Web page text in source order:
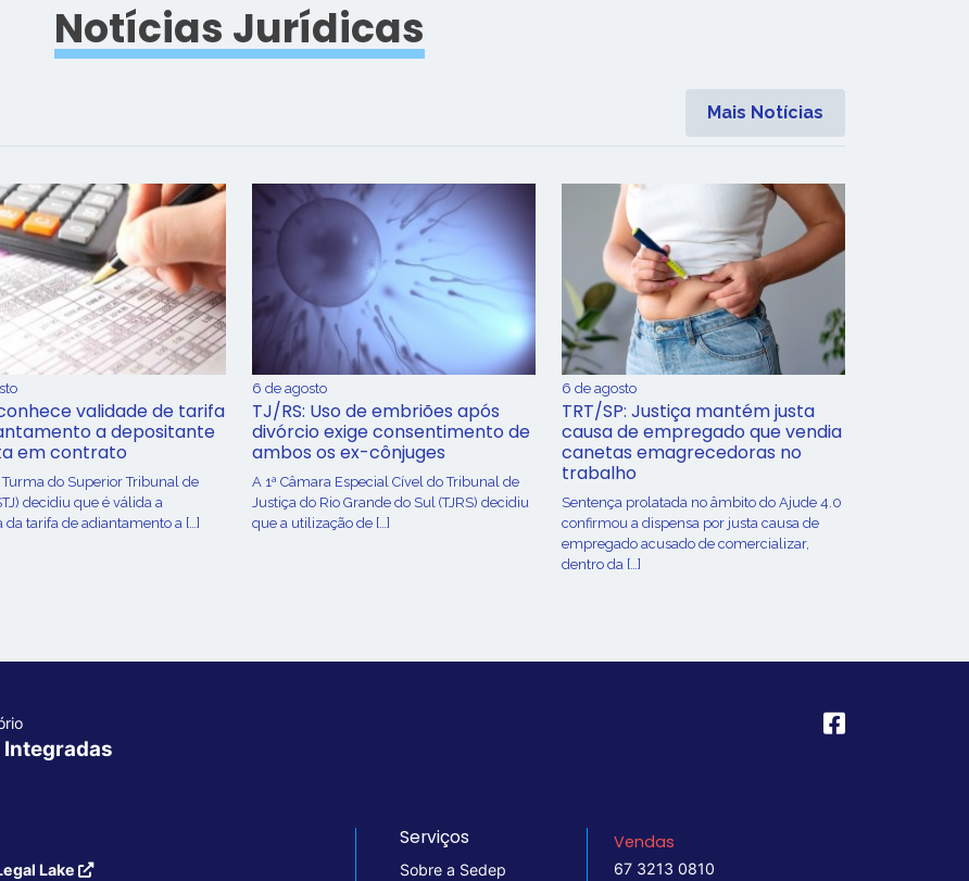
Notícias Jurídicas
Mais Notícias
validade de tarifa
a depositante
em contrato
Turma do Superior Tribunal de
decidiu que é válida a
da tarifa de adiantamento a […]
6 de agosto
TJ/RS: Uso de embriões após
divórcio exige consentimento de
ambos os ex-cônjuges
A 1ª Câmara Especial Cível do Tribunal de
Justiça do Rio Grande do Sul (TJRS) decidiu
que a utilização de […]
6 de agosto
TRT/SP: Justiça mantém justa
causa de empregado que vendia
canetas emagrecedoras no
trabalho
Sentença prolatada no âmbito do Ajude 4.0
confirmou a dispensa por justa causa de
empregado acusado de comercializar,
dentro da […]
Lake
Serviços
Sobre a Sedep
Vendas
67 3213 0810